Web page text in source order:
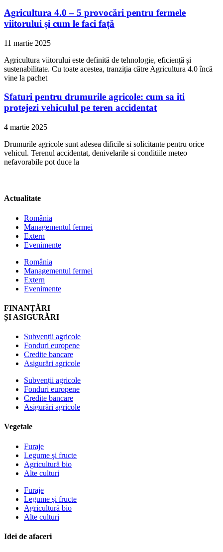
Agricultura 4.0 – 5 provocări pentru fermele
viitorului și cum le faci față
11 martie 2025
Agricultura viitorului este definită de tehnologie, eficiență și
sustenabilitate. Cu toate acestea, tranziția către Agricultura 4.0 încă
vine la pachet
Sfaturi pentru drumurile agricole: cum sa iti
protejezi vehiculul pe teren accidentat
4 martie 2025
Drumurile agricole sunt adesea dificile si solicitante pentru orice
vehicul. Terenul accidentat, denivelarile si conditiile meteo
nefavorabile pot duce la
Actualitate
România
Managementul fermei
Extern
Evenimente
România
Managementul fermei
Extern
Evenimente
FINANȚĂRI
ȘI ASIGURĂRI
Subvenții agricole
Fonduri europene
Credite bancare
Asigurări agricole
Subvenții agricole
Fonduri europene
Credite bancare
Asigurări agricole
Vegetale
Furaje
Legume şi fructe
Agricultură bio
Alte culturi
Furaje
Legume şi fructe
Agricultură bio
Alte culturi
Idei de afaceri